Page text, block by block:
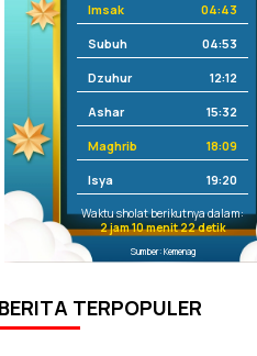
Imsak 04:43
Subuh 04:53
Dzuhur 12:12
Ashar 15:32
Maghrib 18:09
Isya 19:20
Waktu sholat berikutnya dalam:
2 jam 10 menit 22 detik
Sumber: Kemenag
BERITA TERPOPULER